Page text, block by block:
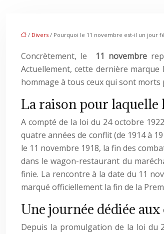
/ Divers / Pourquoi le 11 novembre est-il un jour
Concrètement, le 11 novembre
Actuellement, cette dernière
hommage à tous ceux qui sont morts
La raison pour laquelle
A compté de la loi du 24 octobre
quatre années de conflit (de 1914 à
le 11 novembre 1918, la fin des
dans le wagon-restaurant du
finie. La rencontre à la date du 11
marqué officiellement la fin de la
Une journée dédiée
Depuis la promulgation de la loi du